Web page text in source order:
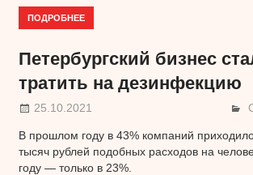
ПОДРОБНЕЕ
Петербургский бизнес
тратить на дезинфекцию
25.10.2021
В прошлом году в 43% компаний
тысяч рублей подобных расходов на
году — только в 23%.